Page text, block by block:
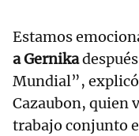
Estamos
a Gernika
Mundial”, explicó
Cazaubon, quien
trabajo conjunto